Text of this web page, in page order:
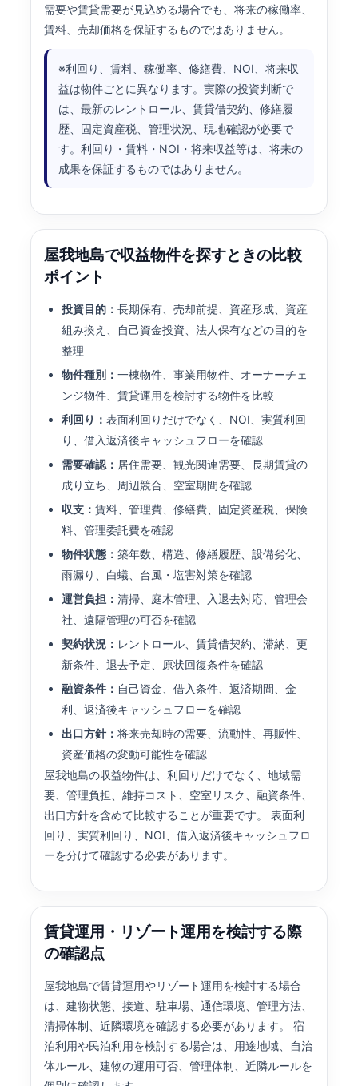
需要や賃貸需要が見込める場合でも、将来の稼働率、
賃料、売却価格を保証するものではありません。
※利回り、賃料、稼働率、修繕費、NOI、将来収
益は物件ごとに異なります。実際の投資判断で
は、最新のレントロール、賃貸借契約、修繕履
歴、固定資産税、管理状況、現地確認が必要で
す。利回り・賃料・NOI・将来収益等は、将来の
成果を保証するものではありません。
屋我地島で収益物件を探すときの比較
ポイント
投資目的： 長期保有、売却前提、資産形成、資産
組み換え、自己資金投資、法人保有などの目的を
整理
物件種別： 一棟物件、事業用物件、オーナーチェ
ンジ物件、賃貸運用を検討する物件を比較
利回り： 表面利回りだけでなく、NOI、実質利回
り、借入返済後キャッシュフローを確認
需要確認： 居住需要、観光関連需要、長期賃貸の
成り立ち、周辺競合、空室期間を確認
収支： 賃料、管理費、修繕費、固定資産税、保険
料、管理委託費を確認
物件状態： 築年数、構造、修繕履歴、設備劣化、
雨漏り、白蟻、台風・塩害対策を確認
運営負担： 清掃、庭木管理、入退去対応、管理会
社、遠隔管理の可否を確認
契約状況： レントロール、賃貸借契約、滞納、更
新条件、退去予定、原状回復条件を確認
融資条件： 自己資金、借入条件、返済期間、金
利、返済後キャッシュフローを確認
出口方針： 将来売却時の需要、流動性、再販性、
資産価格の変動可能性を確認
屋我地島の収益物件は、利回りだけでなく、地域需
要、管理負担、維持コスト、空室リスク、融資条件、
出口方針を含めて比較することが重要です。 表面利
回り、実質利回り、NOI、借入返済後キャッシュフロ
ーを分けて確認する必要があります。
賃貸運用・リゾート運用を検討する際
の確認点
屋我地島で賃貸運用やリゾート運用を検討する場合
は、建物状態、接道、駐車場、通信環境、管理方法、
清掃体制、近隣環境を確認する必要があります。 宿
泊利用や民泊利用を検討する場合は、用途地域、自治
体ルール、建物の運用可否、管理体制、近隣ルールを